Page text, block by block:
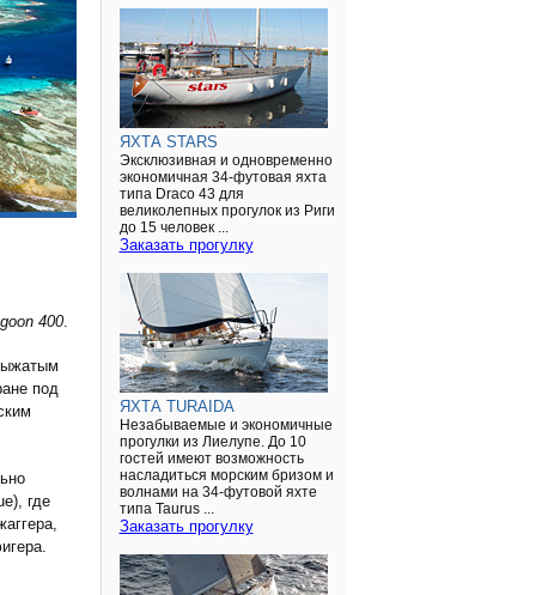
400.
под
где
ЯХТА STARS
Эксклюзивная и одновременно
экономичная 34-футовая яхта
типа Draco 43 для
великолепных прогулок из Риги
до 15 человек ...
Заказать прогулку
ЯХТА TURAIDA
Незабываемые и экономичные
прогулки из Лиелупе. До 10
гостей имеют возможность
насладиться морским бризом и
волнами на 34-футовой яхте
типа Taurus ...
Заказать прогулку